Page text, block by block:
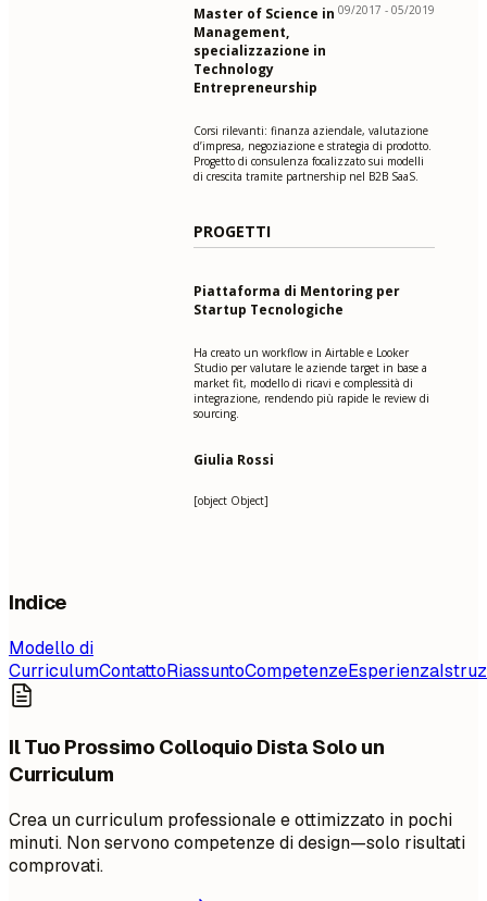
Master of Science in
Management,
specializzazione in
Technology
Entrepreneurship
09/2017 - 05/2019
Corsi rilevanti: finanza aziendale, valutazione
d’impresa, negoziazione e strategia di prodotto.
Progetto di consulenza focalizzato sui modelli
di crescita tramite partnership nel B2B SaaS.
PROGETTI
Piattaforma di Mentoring per
Startup Tecnologiche
Ha creato un workflow in Airtable e Looker
Studio per valutare le aziende target in base a
market fit, modello di ricavi e complessità di
integrazione, rendendo più rapide le review di
sourcing.
Giulia Rossi
[object Object]
Indice
Modello di
CurriculumContattoRiassuntoCompetenzeEsperienza
Il Tuo Prossimo Colloquio Dista Solo un
Curriculum
Crea un curriculum professionale e ottimizzato in pochi
minuti. Non servono competenze di design—solo risultati
comprovati.